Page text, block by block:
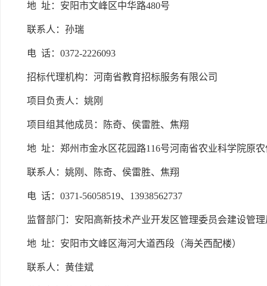
地 址：安阳市文峰区中华路480号
联系人：孙瑞
电 话： 0372-2226093
招标代理机构：河南省教育招标服务有限公司
项目负责人：姚刚
项目组其他成员：陈奇、侯雷胜、焦翔
地 址：郑州市金水区花园路116号河南省农业科学院原
联系人：姚刚、陈奇、侯雷胜、焦翔
电 话： 0371-56058519、13938562737
监督部门：安阳高新技术产业开发区管理委员会建设管
地 址：安阳市文峰区海河大道西段（海关西配楼）
联系人：黄佳斌